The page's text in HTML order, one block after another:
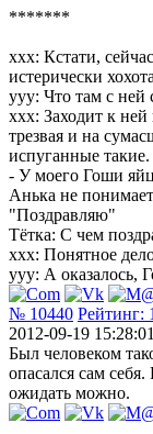
*******
ххх: Кстати,
истерически
ууу: Что там с ней
ххх: Заходит к
трезвая и на
испуганные
- У моего Гоши
Анька не
"Поздравляю"
Тётка: С чем
ххх: Понятное
ууу: А оказалось,
№ 10440 Рейтинг: 1
2012-09-19 15:28:01
Был человеком
опасался сам
ожидать можно.